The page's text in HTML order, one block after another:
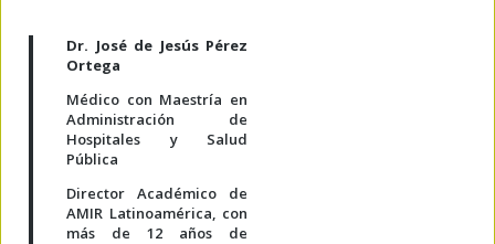
Dr. José de JesúsPérez
Ortega
Médico con Maestría en
Administración de
Hospitales y Salud
Pública
Director Académico de
AMIR Latinoamérica, con
más de 12 años de